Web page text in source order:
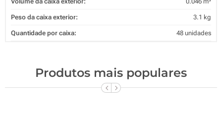
Peso da caixa exterior: 3.1 kg
Quantidade por caixa: 48 unidades
Produtos mais populares